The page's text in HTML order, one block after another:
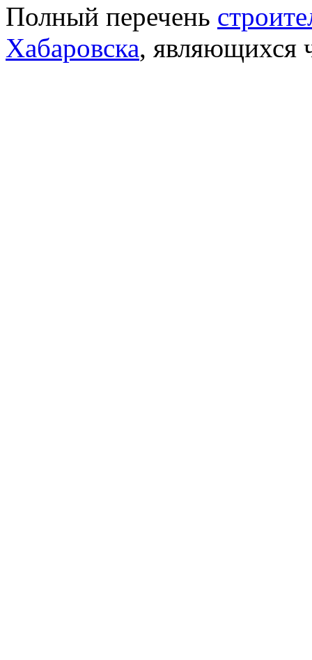
Полный перечень
Хабаровска, являющихся